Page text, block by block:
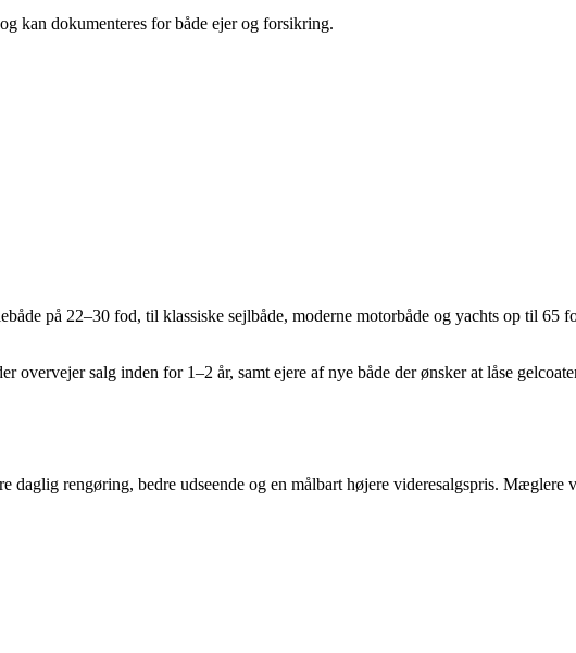
kan dokumenteres for både ejer og forsikring.
på 22–30 fod, til klassiske sejlbåde, moderne motorbåde og yachts op til 65
salg inden for 1–2 år, samt ejere af nye både der ønsker at låse
rengøring, bedre udseende og en målbart højere videresalgspris. Mæglere